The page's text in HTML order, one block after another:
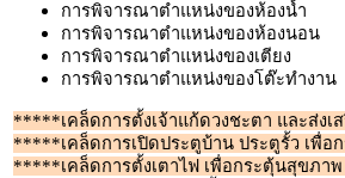
การพิจารณาตำแหน่งของห้องน้ำ
การพิจารณาตำแหน่งของห้องนอน
การพิจารณาตำแหน่งของเตียง
การพิจารณาตำแหน่งของโต๊ะทำงาน
*****เคล็ดการตั้งเจ้าแก้ดวงชะตา และส่งเ
*****เคล็ดการเปิดประตูบ้าน ประตูรั้ว เพื่อ
*****เคล็ดการตั้งเตาไฟ เพื่อกระตุ้นสุขภา